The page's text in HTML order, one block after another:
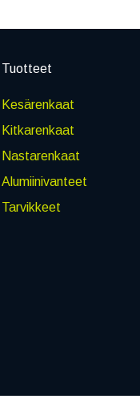
Tuotteet
Kesärenkaat
Kitkarenkaat
Nastarenkaat
Alumiinivanteet
Tarvikkeet